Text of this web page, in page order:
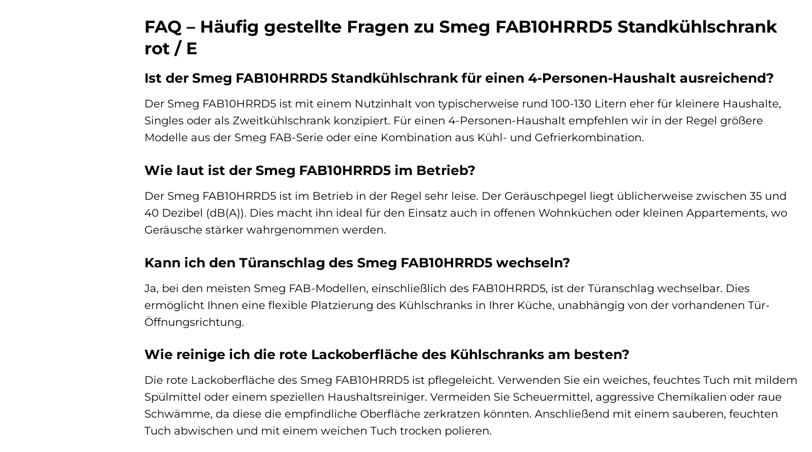
FAQ – Häufig gestellte Fragen zu Smeg FAB10HRRD5 Standkühlschrank
rot / E
Ist der Smeg FAB10HRRD5 Standkühlschrank für einen 4-Personen-Haushalt ausreichend?
Der Smeg FAB10HRRD5 ist mit einem Nutzinhalt von typischerweise rund 100-130 Litern eher für kleinere Haushalte,
Singles oder als Zweitkühlschrank konzipiert. Für einen 4-Personen-Haushalt empfehlen wir in der Regel größere
Modelle aus der Smeg FAB-Serie oder eine Kombination aus Kühl- und Gefrierkombination.
Wie laut ist der Smeg FAB10HRRD5 im Betrieb?
Der Smeg FAB10HRRD5 ist im Betrieb in der Regel sehr leise. Der Geräuschpegel liegt üblicherweise zwischen 35 und
40 Dezibel (dB(A)). Dies macht ihn ideal für den Einsatz auch in offenen Wohnküchen oder kleinen Appartements, wo
Geräusche stärker wahrgenommen werden.
Kann ich den Türanschlag des Smeg FAB10HRRD5 wechseln?
Ja, bei den meisten Smeg FAB-Modellen, einschließlich des FAB10HRRD5, ist der Türanschlag wechselbar. Dies
ermöglicht Ihnen eine flexible Platzierung des Kühlschranks in Ihrer Küche, unabhängig von der vorhandenen Tür-
Öffnungsrichtung.
Wie reinige ich die rote Lackoberfläche des Kühlschranks am besten?
Die rote Lackoberfläche des Smeg FAB10HRRD5 ist pflegeleicht. Verwenden Sie ein weiches, feuchtes Tuch mit mildem
Spülmittel oder einem speziellen Haushaltsreiniger. Vermeiden Sie Scheuermittel, aggressive Chemikalien oder raue
Schwämme, da diese die empfindliche Oberfläche zerkratzen könnten. Anschließend mit einem sauberen, feuchten
Tuch abwischen und mit einem weichen Tuch trocken polieren.